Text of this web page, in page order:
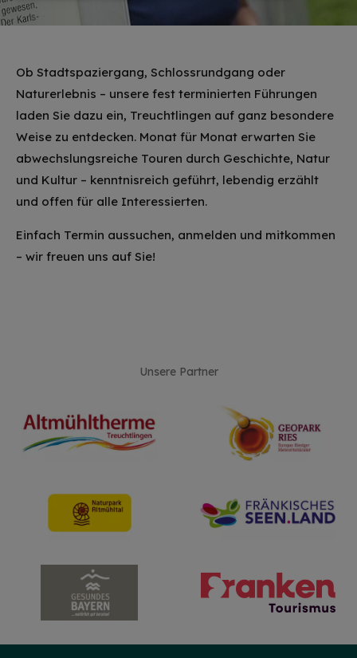
Ob Stadtspaziergang, Schlossrundgang oder
Naturerlebnis – unsere fest terminierten Führungen
laden Sie dazu ein, Treuchtlingen auf ganz besondere
Weise zu entdecken. Monat für Monat erwarten Sie
abwechslungsreiche Touren durch Geschichte, Natur
und Kultur – kenntnisreich geführt, lebendig erzählt
und offen für alle Interessierten.
Einfach Termin aussuchen, anmelden und mitkommen
– wir freuen uns auf Sie!
Unsere Partner